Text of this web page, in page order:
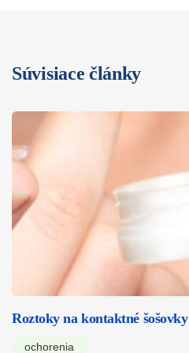
Súvisiace články
Roztoky na kontaktné šošovky
ochorenia